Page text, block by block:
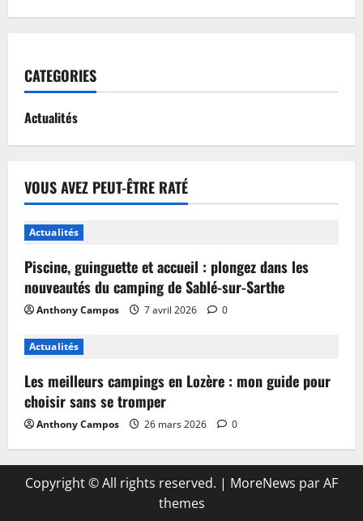
CATEGORIES
Actualités
VOUS AVEZ PEUT-ÊTRE RATÉ
Actualités
Piscine, guinguette et accueil : plongez dans les
nouveautés du camping de Sablé-sur-Sarthe
Anthony Campos 7 avril 2026 0
Actualités
Les meilleurs campings en Lozère : mon guide pour
choisir sans se tromper
Anthony Campos 26 mars 2026 0
Copyright © All rights reserved. | MoreNews par AF
themes